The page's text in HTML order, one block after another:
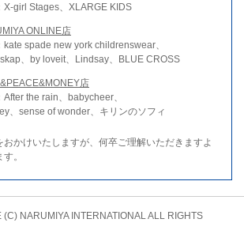
X-girl Stages、XLARGE KIDS
ONLINE店
spade new york childrenswear、
、by loveit、Lindsay、BLUE CROSS
店
the rain、babycheer、
、sense of wonder、キリンのソフィ
おかけいたしますが、何卒ご理解いただきますよ
。